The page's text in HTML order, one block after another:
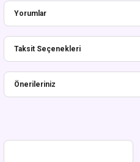
Yorumlar
Bu ürüne ilk
Taksit Seçenekleri
Önerileriniz